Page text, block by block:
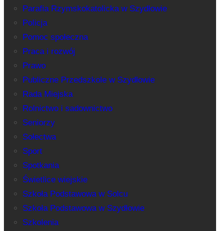
Parafia Rzymskokatolicka w Szydłowie
Policja
Pomoc społeczna
Praca i rozwój
Prawo
Publiczne Przedszkole w Szydłowie
Rada Miejska
Rolnictwo i sadownictwo
Seniorzy
Sołectwa
Sport
Spotkania
Świetlice wiejskie
Szkoła Podstawowa w Solcu
Szkoła Podstawowa w Szydłowie
Szkolenia